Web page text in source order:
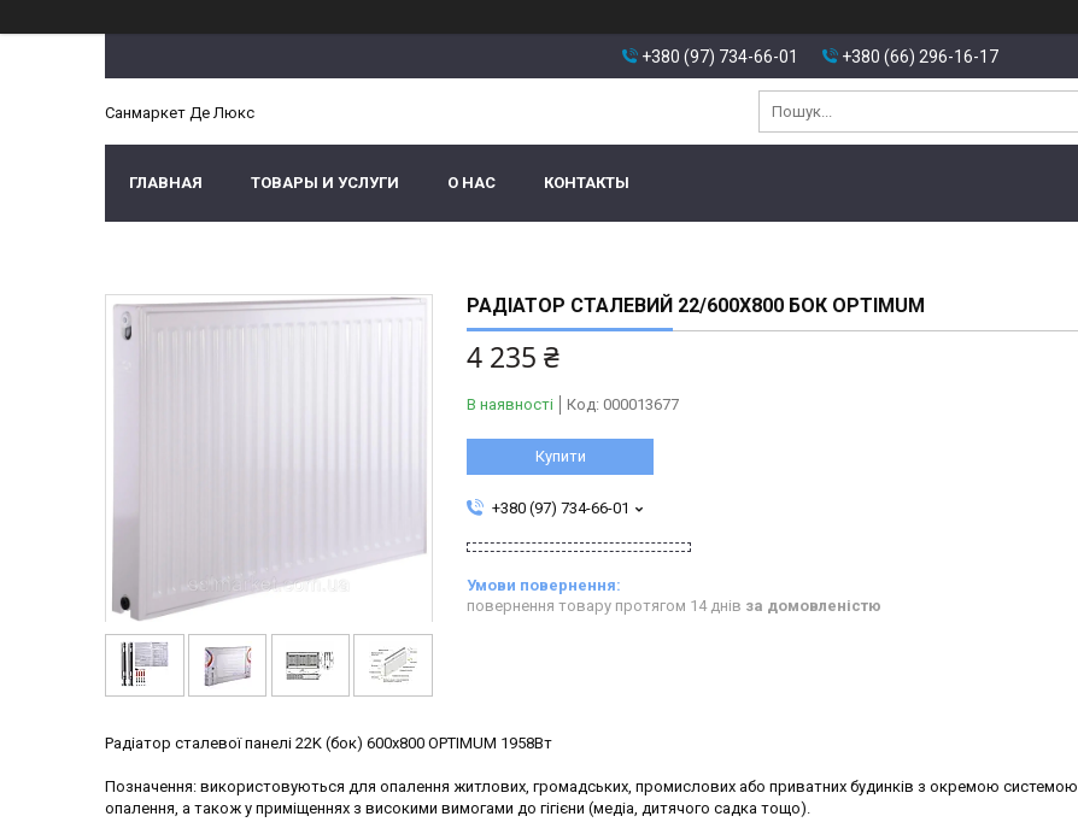
+380 (97) 734-66-01 +380 (66) 296-16-17
Санмаркет Де Люкс
ГЛАВНАЯ ТОВАРЫ И УСЛУГИ О НАС КОНТАКТЫ
РАДІАТОР СТАЛЕВИЙ 22/600X800 БОК OPTIMUM
4 235 ₴
В наявності Код: 000013677
Купити
+380 (97) 734-66-01
повернення товару протягом 14 днів за домовленістю
Радіатор сталевої панелі 22K (бок) 600x800 OPTIMUM 1958Вт
Позначення: використовуються для опалення житлових, громадських, промислових або приватних будинків з окремою системою
опалення, а також у приміщеннях з високими вимогами до гігієни (медіа, дитячого садка тощо).